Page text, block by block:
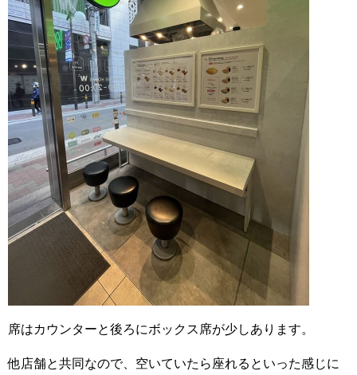
席はカウンターと後ろにボックス席が少しあります。
他店舗と共同なので、空いていたら座れるといった感じに